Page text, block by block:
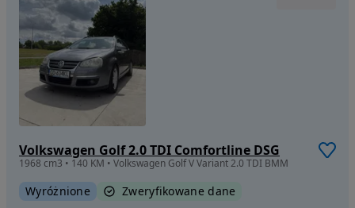
Volkswagen Golf 2.0 TDI Comfortline DSG
1968 cm3 • 140 KM • Volkswagen Golf V Variant 2.0 TDI BMM
Wyróżnione Zweryfikowane dane